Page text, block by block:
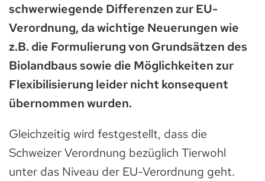
schwerwiegende Differenzen zur EU-
Verordnung, da wichtige Neuerungen wie
z.B. die Formulierung von Grundsätzen des
Biolandbaus sowie die Möglichkeiten zur
Flexibilisierung leider nicht konsequent
übernommen wurden.
Gleichzeitig wird festgestellt, dass die
Schweizer Verordnung bezüglich Tierwohl
unter das Niveau der EU-Verordnung geht.